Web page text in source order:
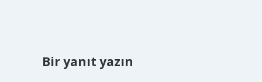
Bir yanıt yazın